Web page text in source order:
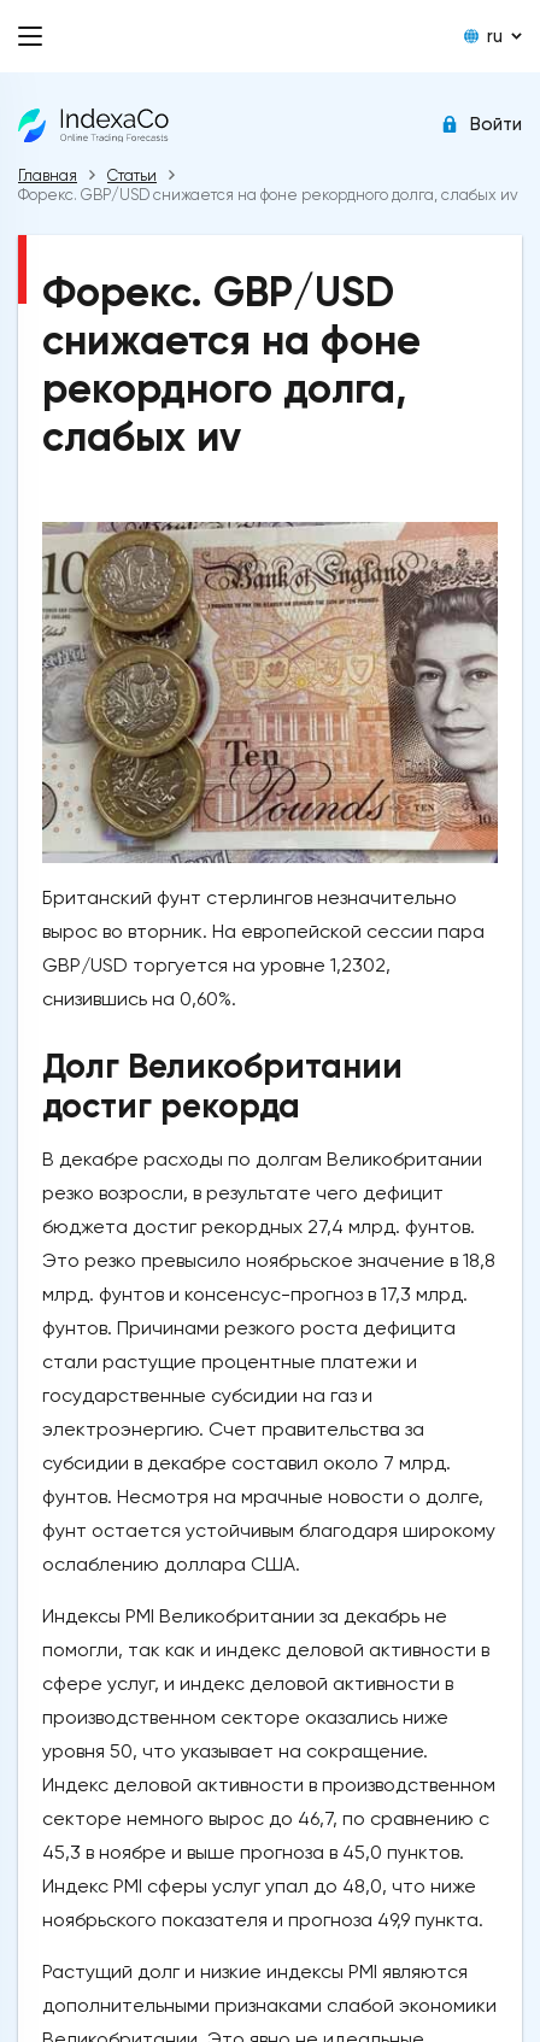
ru
Войти
Главная
Статьи
Форекс. GBP/USD снижается на фоне рекордного долга, слабых иv
Форекс. GBP/USD
снижается на фоне
рекордного долга,
слабых иv
Британский фунт стерлингов незначительно
вырос во вторник. На европейской сессии пара
GBP/USD торгуется на уровне 1,2302,
снизившись на 0,60%.
Долг Великобритании
достиг рекорда
В декабре расходы по долгам Великобритании
резко возросли, в результате чего дефицит
бюджета достиг рекордных 27,4 млрд. фунтов.
Это резко превысило ноябрьское значение в 18,8
млрд. фунтов и консенсус-прогноз в 17,3 млрд.
фунтов. Причинами резкого роста дефицита
стали растущие процентные платежи и
государственные субсидии на газ и
электроэнергию. Счет правительства за
субсидии в декабре составил около 7 млрд.
фунтов. Несмотря на мрачные новости о долге,
фунт остается устойчивым благодаря широкому
ослаблению доллара США.
Индексы PMI Великобритании за декабрь не
помогли, так как и индекс деловой активности в
сфере услуг, и индекс деловой активности в
производственном секторе оказались ниже
уровня 50, что указывает на сокращение.
Индекс деловой активности в производственном
секторе немного вырос до 46,7, по сравнению с
45,3 в ноябре и выше прогноза в 45,0 пунктов.
Индекс PMI сферы услуг упал до 48,0, что ниже
ноябрьского показателя и прогноза 49,9 пункта.
Растущий долг и низкие индексы PMI являются
дополнительными признаками слабой экономики